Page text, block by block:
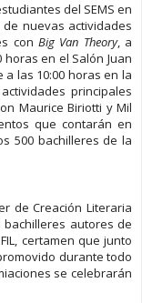
del SEMS en
nuevas actividades
con Big Van Theory, a
en el Salón Juan
las 10:00 horas en la
principales
Maurice Biriotti y Mil
que contarán en
500 bachilleres de la
de Creación Literaria
bachilleres autores de
certamen que junto
durante todo
se celebrarán